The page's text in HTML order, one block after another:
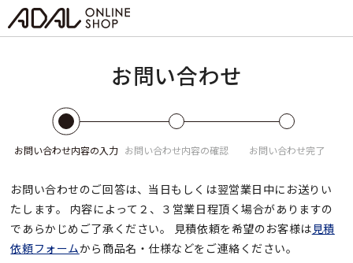
お問い合わせ
お問い合わせ内容の入力 お問い合わせ内容の確認 お問い合わせ完了
お問い合わせのご回答は、当日もしくは翌営業日中にお送りい
たします。
内容によって２、３営業日程頂く場合がありますの
であらかじめご了承ください。
見積依頼を希望のお客様は見積
依頼フォームから商品名・仕様などをご連絡ください。